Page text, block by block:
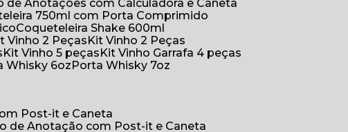
de Anotações com Calculadora e Caneta
750ml com Porta Comprimido
Coqueteleira Shake 600ml
Vinho 2 Peças
Kit Vinho 2 Peças
Kit Vinho 5 peças
Kit Vinho Garrafa 4 peças
Whisky 6oz
Porta Whisky 7oz
Post-it e Caneta
de Anotação com Post-it e Caneta